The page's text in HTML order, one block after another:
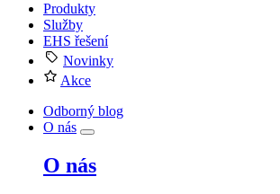
Produkty
Služby
EHS řešení
Novinky
Akce
Odborný blog
O nás
O nás